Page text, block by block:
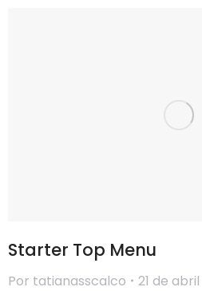
Starter Top Menu
Por tatianasscalco 21 de